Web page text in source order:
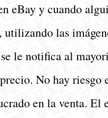
eBay y cuando
las
le notifica al
No hay riesgo
en la venta. El